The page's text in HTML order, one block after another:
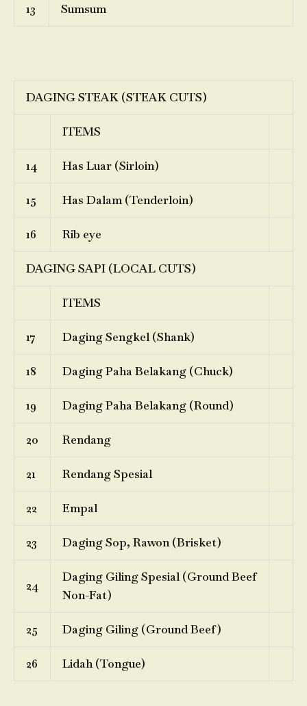
13 Sumsum
DAGING STEAK (STEAK CUTS)
ITEMS
14 Has Luar (Sirloin)
15 Has Dalam (Tenderloin)
16 Rib eye
DAGING SAPI (LOCAL CUTS)
ITEMS
17 Daging Sengkel (Shank)
18 Daging Paha Belakang (Chuck)
19 Daging Paha Belakang (Round)
20 Rendang
21 Rendang Spesial
22 Empal
23 Daging Sop, Rawon (Brisket)
24
Daging Giling Spesial (Ground Beef
Non-Fat)
25 Daging Giling (Ground Beef)
26 Lidah (Tongue)